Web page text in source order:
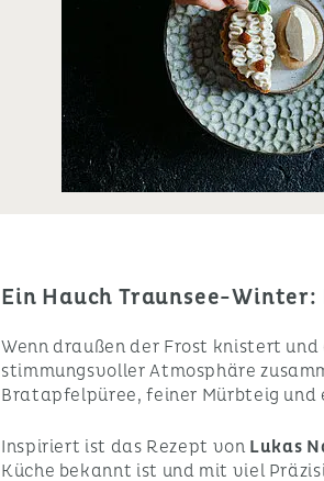
Ein Hauch Traunsee-
Wenn draußen der Frost knistert
stimmungsvoller Atmosphäre
Bratapfelpüree, feiner Mürbteig und
Inspiriert ist das Rezept von Lukas
Küche bekannt ist und mit viel